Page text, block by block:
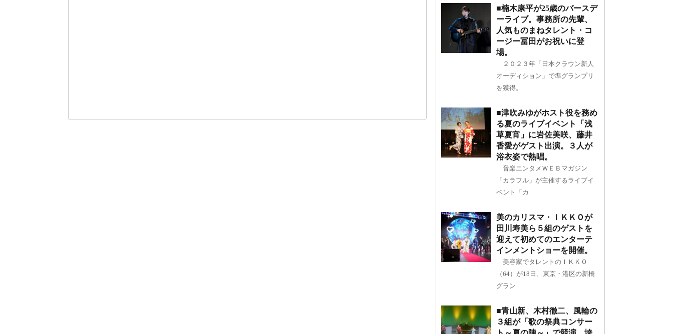
■楠木康平が25歳のバースデ
ーライブ。事務所の先輩、
人気ものまねタレント・コ
ージー冨田がお祝いに登
場。
２０２３年「日本クラウン新人
オーディション」で準グランプリ
を獲得。
■津吹みゆがホスト役を務め
る夏のライブイベント「浅
草夏宵」に岩佐美咲、藤井
香愛がゲスト出演。３人が
浴衣姿で熱唱。
音楽エンタメＷＥＢマガジン
「カラフル」が主催するライブイ
ベント「カ
美のカリスマ・ＩＫＫＯが
田川寿美ら５組のゲストを
迎えて初めてのエンターテ
インメントショーを開催。
美容家でタレントのＩＫＫＯ
（64）が18日、東京・港区の新橋
グラン
■青山新、木村徹二、風輪の
３組が「歌の祭典コンサー